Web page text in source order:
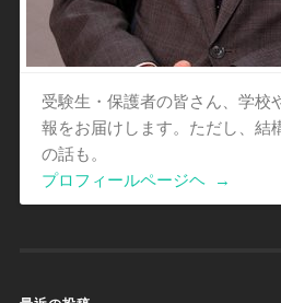
受験生・保護者の皆さん、学校
報をお届けします。ただし、結
の話も。
プロフィールページヘ
→